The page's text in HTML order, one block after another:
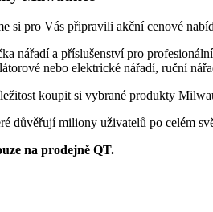
si pro Vás připravili akční cenové
nářadí a příslušenství pro
nebo elektrické nářadí, ruční
koupit si vybrané produkty
důvěřují miliony uživatelů po celém
na prodejně QT.